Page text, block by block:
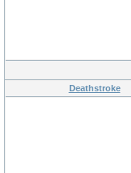
Deathstroke